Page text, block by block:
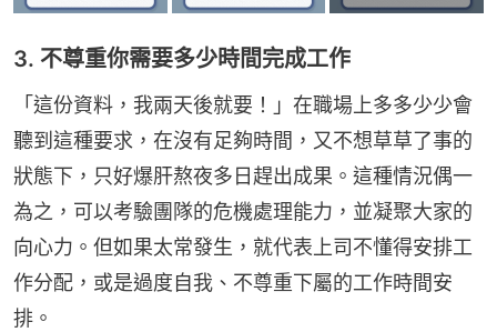
3. 不尊重你需要多少時間完成工作
「這份資料，我兩天後就要！」在職場上多多少少會
聽到這種要求，在沒有足夠時間，又不想草草了事的
狀態下，只好爆肝熬夜多日趕出成果。這種情況偶一
為之，可以考驗團隊的危機處理能力，並凝聚大家的
向心力。但如果太常發生，就代表上司不懂得安排工
作分配，或是過度自我、不尊重下屬的工作時間安
排。